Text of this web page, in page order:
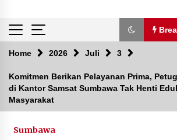
Breaking News
Kejaksaan KSB Mulai Lidik Mafia Tanah Desa
Sekongkang Bawah
Home 2026 Juli 3
Komitmen Berikan Pelayanan Prima,
di Kantor Samsat Sumbawa Tak Henti
Masyarakat
Sumbawa